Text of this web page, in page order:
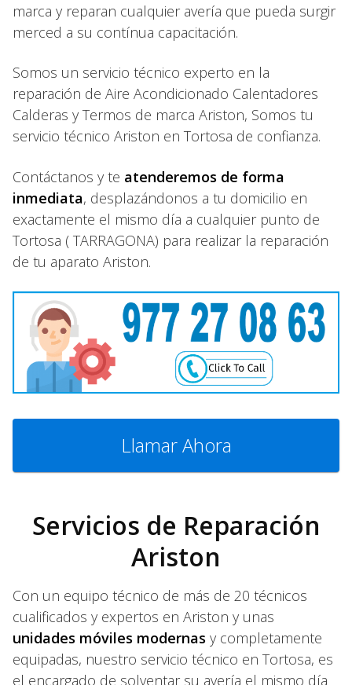
marca y reparan cualquier avería que pueda surgir
merced a su contínua capacitación.
Somos un servicio técnico experto en la
reparación de Aire Acondicionado Calentadores
Calderas y Termos de marca Ariston, Somos tu
servicio técnico Ariston en Tortosa de confianza.
Contáctanos y te atenderemos de forma
inmediata, desplazándonos a tu domicilio en
exactamente el mismo día a cualquier punto de
Tortosa ( TARRAGONA) para realizar la reparación
de tu aparato Ariston.
Llamar Ahora
Servicios de Reparación
Ariston
Con un equipo técnico de más de 20 técnicos
cualificados y expertos en Ariston y unas
unidades móviles modernas y completamente
equipadas, nuestro servicio técnico en Tortosa, es
el encargado de solventar su avería el mismo día